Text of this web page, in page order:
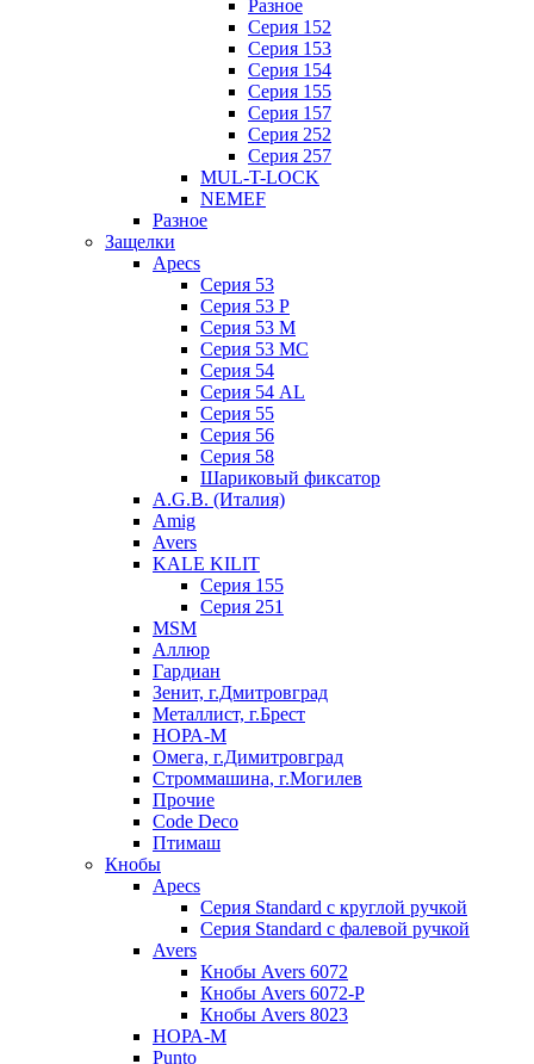
Разное
Серия 152
Серия 153
Серия 154
Серия 155
Серия 157
Серия 252
Серия 257
MUL-T-LOCK
NEMEF
Разное
Защелки
Apecs
Серия 53
Серия 53 P
Серия 53 М
Серия 53 МC
Серия 54
Серия 54 AL
Серия 55
Серия 56
Серия 58
Шариковый фиксатор
A.G.B. (Италия)
Amig
Avers
KALE KILIT
Серия 155
Серия 251
MSM
Аллюр
Гардиан
Зенит, г.Дмитровград
Металлист, г.Брест
НОРА-М
Омега, г.Димитровград
Строммашина, г.Могилев
Прочие
Code Deco
Птимаш
Кнобы
Apecs
Серия Standard с круглой ручкой
Серия Standard с фалевой ручкой
Avers
Кнобы Avers 6072
Кнобы Avers 6072-P
Кнобы Avers 8023
НОРА-М
Punto